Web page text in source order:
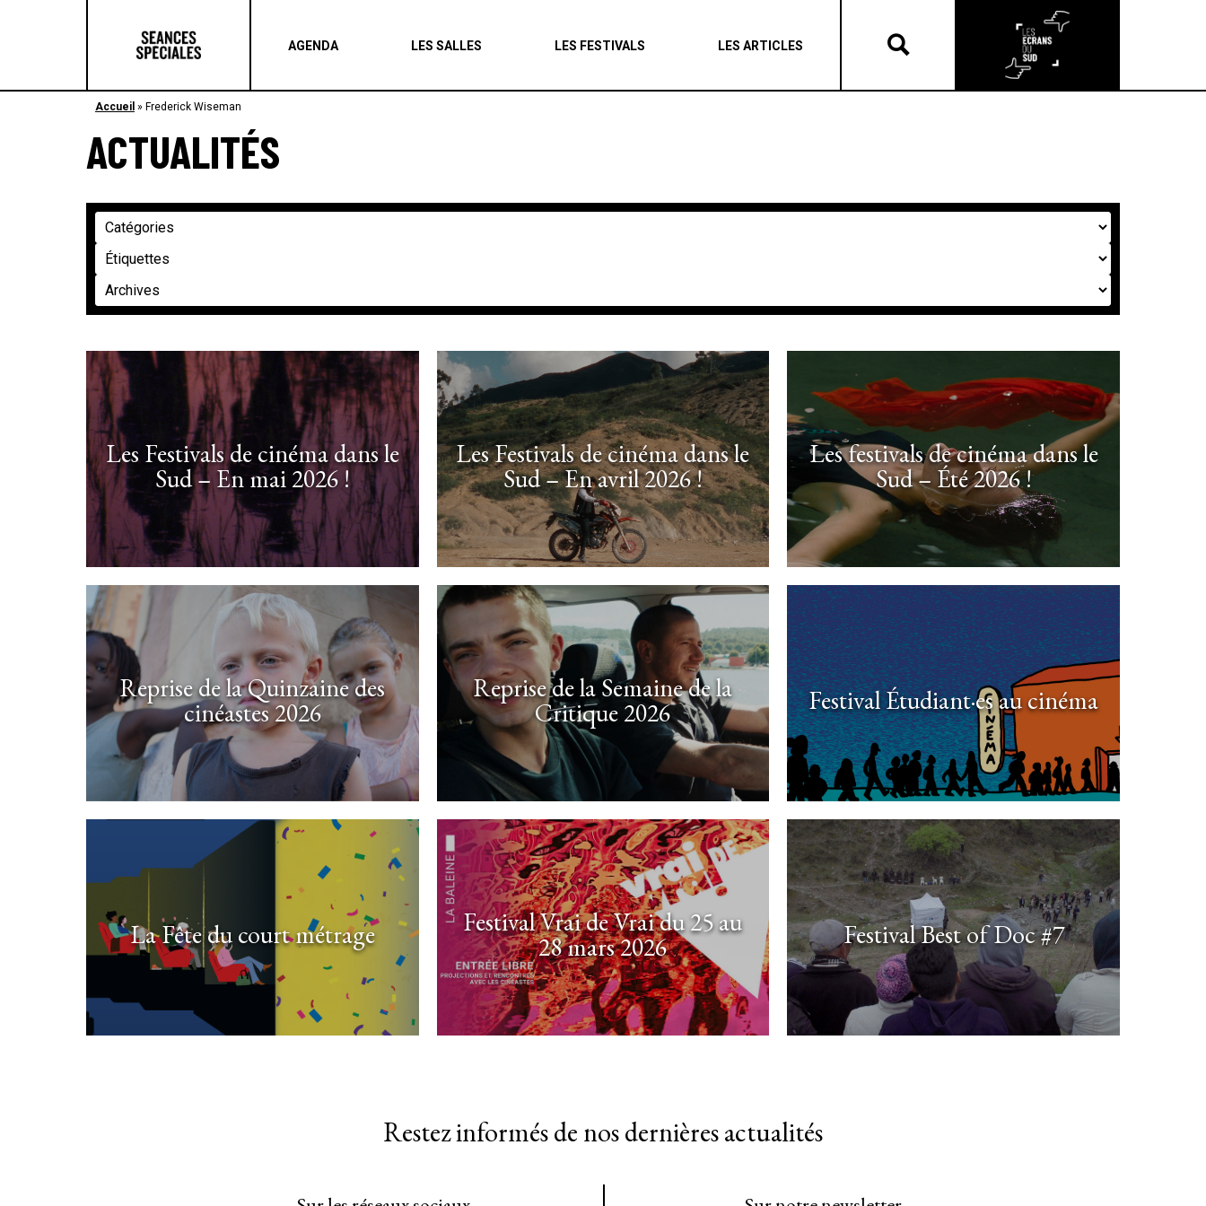
AGENDA LES SALLES LES FESTIVALS LES ARTICLES
Accueil » Frederick Wiseman
ACTUALITÉS
Les Festivals de cinéma dans le
Sud – En mai 2026 !
Les Festivals de cinéma dans le
Sud – En avril 2026 !
Les festivals de cinéma dans le
Sud – Été 2026 !
Reprise de la Quinzaine des
cinéastes 2026
Reprise de la Semaine de la
Critique 2026 Festival Étudiant·es au cinéma
La Fête du court métrage Festival Vrai de Vrai du 25 au
28 mars 2026 Festival Best of Doc #7
Restez informés de nos dernières actualités